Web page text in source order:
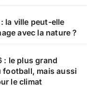
la ville peut-elle
avec la nature ?
: le plus grand
football, mais aussi
le climat